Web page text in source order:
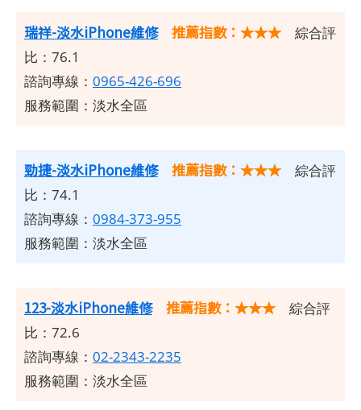
瑞祥-淡水iPhone維修 推薦指數：★★★ 綜合評
比：76.1
諮詢專線： 0965-426-696
服務範圍：淡水全區
勁捷-淡水iPhone維修 推薦指數：★★★ 綜合評
比：74.1
諮詢專線： 0984-373-955
服務範圍：淡水全區
123-淡水iPhone維修 推薦指數：★★★ 綜合評
比：72.6
諮詢專線： 02-2343-2235
服務範圍：淡水全區